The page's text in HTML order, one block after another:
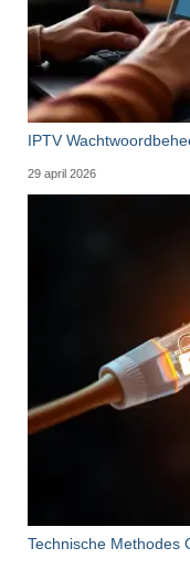
IPTV
29 april 2026
Technische Methodes